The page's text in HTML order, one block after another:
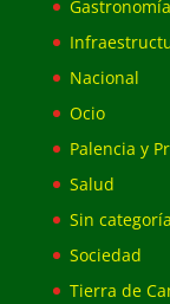
Gastronomía
Nacional
Ocio
Palencia y
Salud
Sin categoría
Sociedad
Tierra de